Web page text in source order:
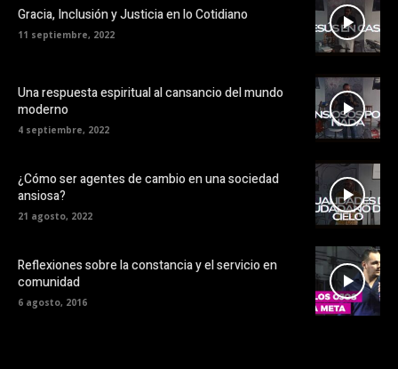
Gracia, Inclusión y Justicia en lo Cotidiano
11 septiembre, 2022
Una respuesta espiritual al cansancio del mundo
moderno
4 septiembre, 2022
¿Cómo ser agentes de cambio en una sociedad
ansiosa?
21 agosto, 2022
Reflexiones sobre la constancia y el servicio en
comunidad
6 agosto, 2016